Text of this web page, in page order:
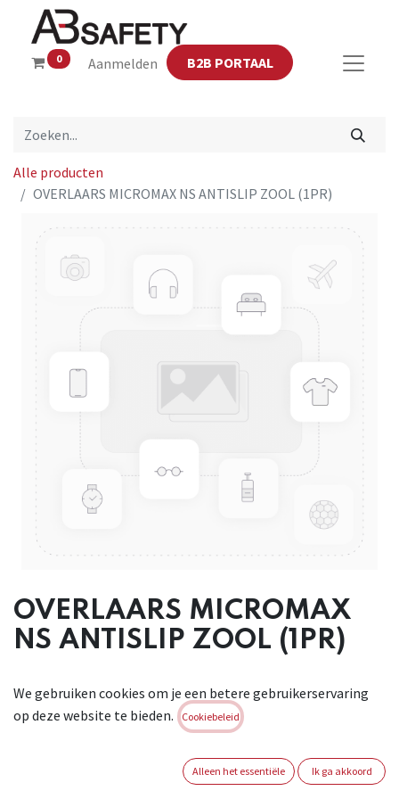
0 Aanmelden B2B PORTAAL
Alle producten
OVERLAARS MICROMAX NS ANTISLIP ZOOL (1PR)
OVERLAARS MICROMAX
NS ANTISLIP ZOOL (1PR)
Beschikbaar
in: wit. Maten: L= 31cm en XL= 41cm. Geschikt voor: agro- en
We gebruiken cookies om je een betere gebruikerservaring
op deze website te bieden.
Cookiebeleid
Alleen het essentiële Ik ga akkoord